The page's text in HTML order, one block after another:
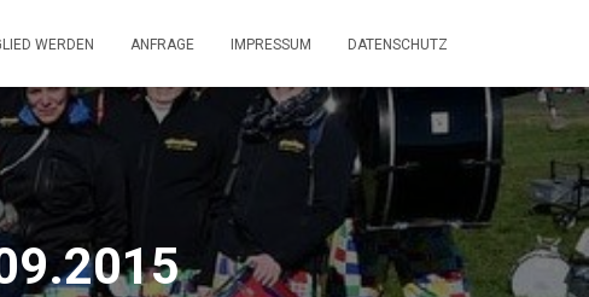
WERDEN ANFRAGE IMPRESSUM DATENSCHUTZ